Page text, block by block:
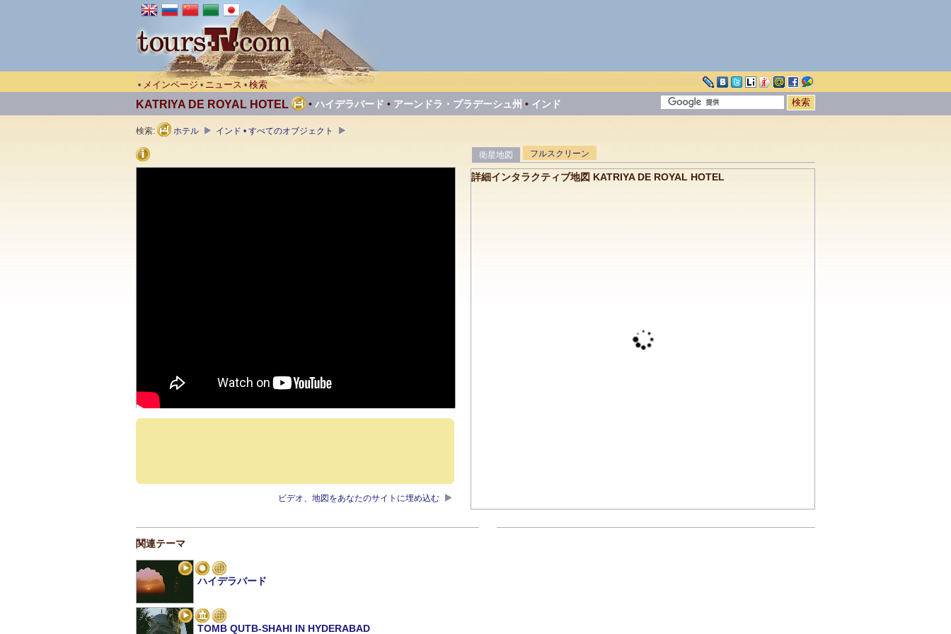
• メインページ • ニュース • 検索
KATRIYA DE ROYAL HOTEL • ハイデラバード • アーンドラ・プラデーシュ州 • インド
検索: ホテル インド • すべてのオブジェクト
ビデオ、地図をあなたのサイトに埋め込む
衛星地図 フルスクリーン
詳細インタラクティブ地図 KATRIYA DE ROYAL HOTEL
関連テーマ
ハイデラバード
TOMB QUTB-SHAHI IN HYDERABAD